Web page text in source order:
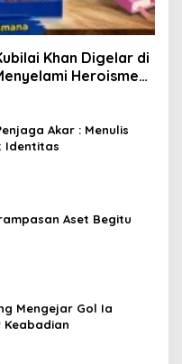
Khan Digelar di
Heroisme
Akar : Menulis
Identitas
Aset Begitu
Mengejar Gol Ia
Keabadian